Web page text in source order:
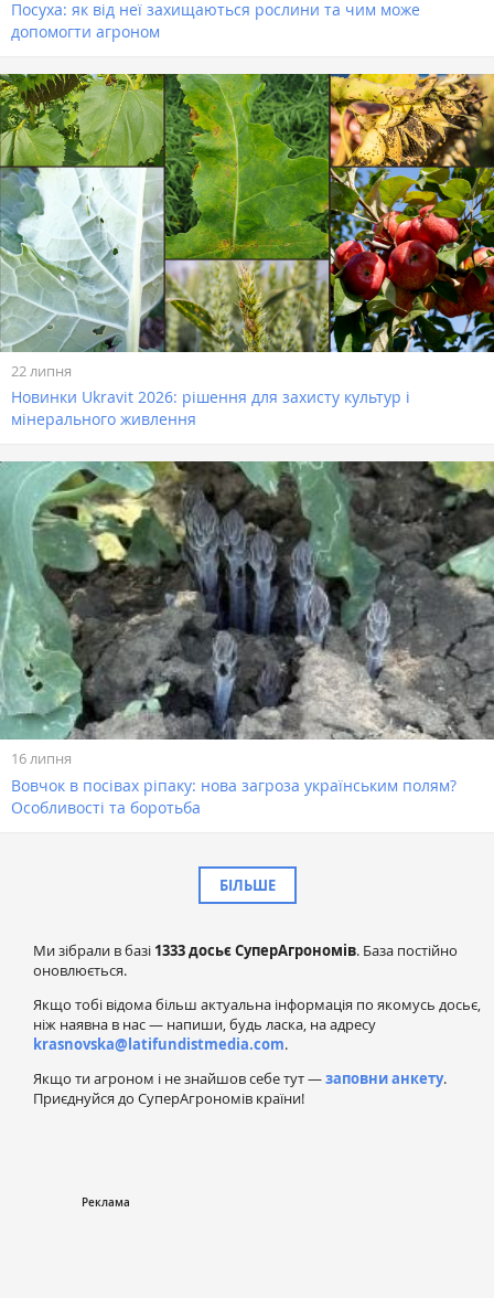
Посуха: як від неї захищаються рослини та чим може
допомогти агроном
22 липня
Новинки Ukravit 2026: рішення для захисту культур і
мінерального живлення
16 липня
Вовчок в посівах ріпаку: нова загроза українським полям?
Особливості та боротьба
БІЛЬШЕ
Ми зібрали в базі 1333 досьє СуперАгрономів. База постійно
оновлюється.
Якщо тобі відома більш актуальна інформація по якомусь досьє,
ніж наявна в нас — напиши, будь ласка, на адресу
krasnovska@latifundistmedia.com.
Якщо ти агроном і не знайшов себе тут —заповни анкету.
Приєднуйся до СуперАгрономів країни!